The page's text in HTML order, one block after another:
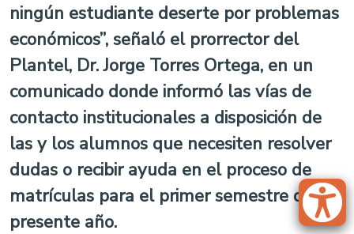
ningún estudiante deserte por problemas
económicos”, señaló el prorrector del
Plantel, Dr. Jorge Torres Ortega, en un
comunicado donde informó las vías de
contacto institucionales a disposición de
las y los alumnos que necesiten resolver
dudas o recibir ayuda en el proceso de
matrículas para el primer semestre del
presente año.